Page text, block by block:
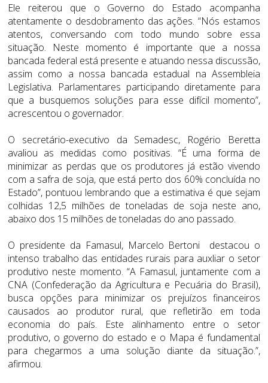
Ele reiterou que o Governo do Estado acompanha
atentamente o desdobramento das ações. “Nós estamos
atentos, conversando com todo mundo sobre essa
situação. Neste momento é importante que a nossa
bancada federal está presente e atuando nessa discussão,
assim como a nossa bancada estadual na Assembleia
Legislativa. Parlamentares participando diretamente para
que a busquemos soluções para esse difícil momento”,
acrescentou o governador.
O secretário-executivo da Semadesc, Rogério Beretta
avaliou as medidas como positivas. “É uma forma de
minimizar as perdas que os produtores já estão vivendo
com a safra de soja, que está perto dos 60% concluída no
Estado”, pontuou lembrando que a estimativa é que sejam
colhidas 12,5 milhões de toneladas de soja neste ano,
abaixo dos 15 milhões de toneladas do ano passado.
O presidente da Famasul, Marcelo Bertoni destacou o
intenso trabalho das entidades rurais para auxliar o setor
produtivo neste momento. “A Famasul, juntamente com a
CNA (Confederação da Agricultura e Pecuária do Brasil),
busca opções para minimizar os prejuízos financeiros
causados ao produtor rural, que refletirão em toda
economia do país. Este alinhamento entre o setor
produtivo, o governo do estado e o Mapa é fundamental
para chegarmos a uma solução diante da situação.”,
afirmou.